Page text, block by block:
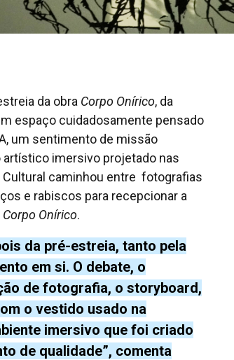
da obra Corpo Onírico, da
espaço cuidadosamente pensado
um sentimento de missão
artístico imersivo projetado nas
caminhou entre fotografias
e rabiscos para recepcionar a
Corpo Onírico.
da pré-estreia, tanto pela
em si. O debate, o
de fotografia, o storyboard,
o vestido usado na
imersivo que foi criado
de qualidade”, comenta